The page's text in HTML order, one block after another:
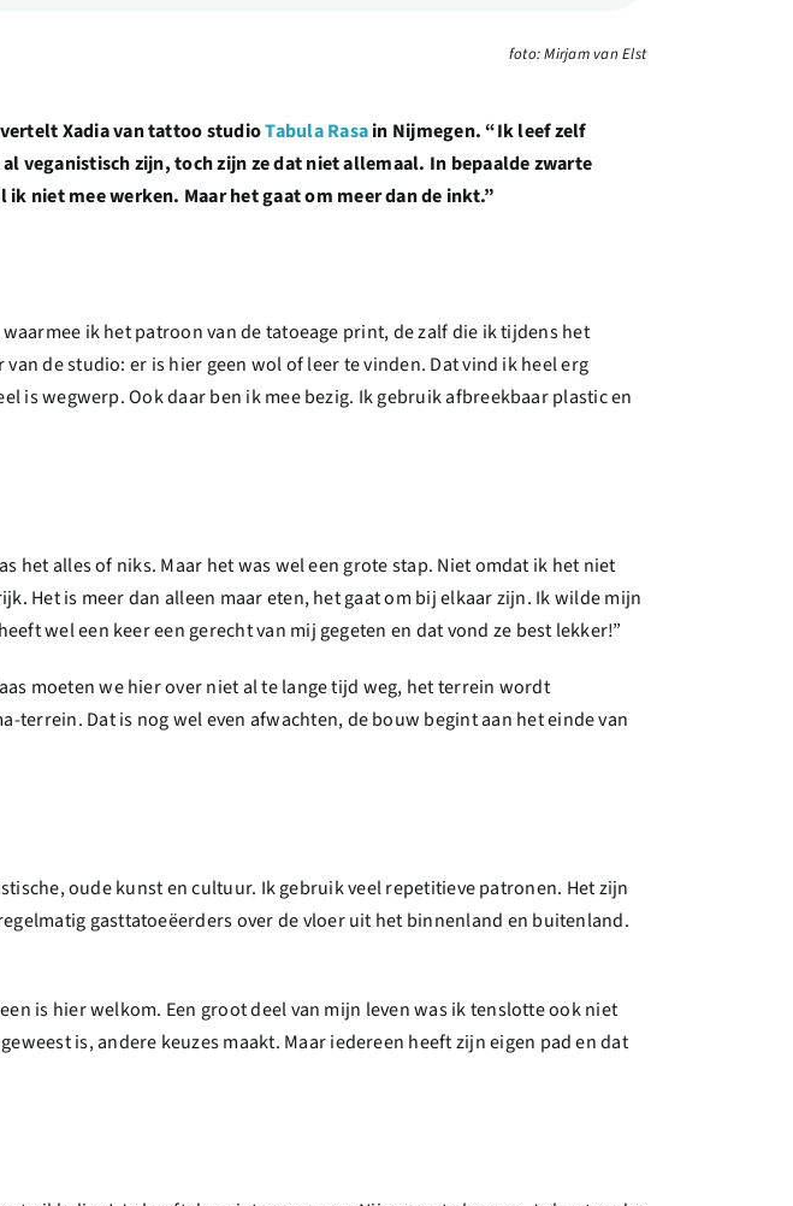
foto: Mirjam van Elst
vertelt Xadia van tattoo studioTabula Rasain Nijmegen. “Ik leef zelf
veganistisch zijn, toch zijn ze dat niet allemaal. In bepaalde zwarte
niet mee werken. Maar het gaat om meer dan de inkt.”
ik het patroon van de tatoeage print, de zalf die ik tijdens het
de studio: er is hier geen wol of leer te vinden. Dat vind ik heel erg
is wegwerp. Ook daar ben ik mee bezig. Ik gebruik afbreekbaar plastic en
het alles of niks. Maar het was wel een grote stap. Niet omdat ik het niet
Het is meer dan alleen maar eten, het gaat om bij elkaar zijn. Ik wilde mijn
wel een keer een gerecht van mij gegeten en dat vond ze best lekker!”
moeten we hier over niet al te lange tijd weg, het terrein wordt
Dat is nog wel even afwachten, de bouw begint aan het einde van
oude kunst en cultuur. Ik gebruik veel repetitieve patronen. Het zijn
gasttatoeëerders over de vloer uit het binnenland en buitenland.
is hier welkom. Een groot deel van mijn leven was ik tenslotte ook niet
is, andere keuzes maakt. Maar iedereen heeft zijn eigen pad en dat